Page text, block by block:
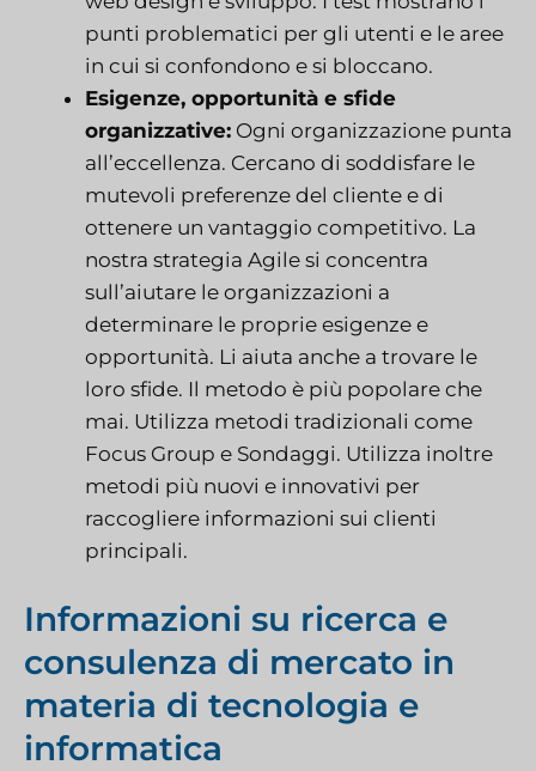
punti problematici per gli utenti e le aree
in cui si confondono e si bloccano.
Esigenze, opportunità e sfide
organizzative: Ogni organizzazione punta
all’eccellenza. Cercano di soddisfare le
mutevoli preferenze del cliente e di
ottenere un vantaggio competitivo. La
nostra strategia Agile si concentra
sull’aiutare le organizzazioni a
determinare le proprie esigenze e
opportunità. Li aiuta anche a trovare le
loro sfide. Il metodo è più popolare che
mai. Utilizza metodi tradizionali come
Focus Group e Sondaggi. Utilizza inoltre
metodi più nuovi e innovativi per
raccogliere informazioni sui clienti
principali.
Informazioni su ricerca e
consulenza di mercato in
materia di tecnologia e
informatica